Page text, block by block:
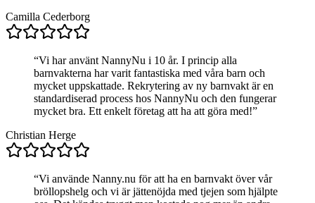
Camilla Cederborg
“Vi har använt NannyNu i 10 år. I princip alla
barnvakterna har varit fantastiska med våra barn och
mycket uppskattade. Rekrytering av ny barnvakt är en
standardiserad process hos NannyNu och den fungerar
mycket bra. Ett enkelt företag att ha att göra med!”
Christian Herge
“Vi använde Nanny.nu för att ha en barnvakt över vår
bröllopshelg och vi är jättenöjda med tjejen som hjälpte